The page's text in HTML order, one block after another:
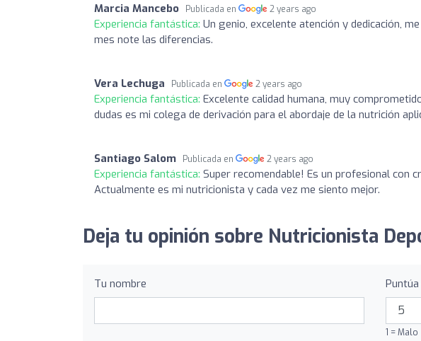
Marcia Mancebo Publicada en 2 years ago
Experiencia fantástica: Un genio, excelente atención y dedicación,
mes note las diferencias.
Vera Lechuga Publicada en 2 years ago
Experiencia fantástica: Excelente calidad humana, muy
dudas es mi colega de derivación para el abordaje de la nutrición
Santiago Salom Publicada en 2 years ago
Experiencia fantástica: Super recomendable! Es un profesional con
Actualmente es mi nutricionista y cada vez me siento mejor.
Deja tu opinión sobre Nutricionista
Tu nombre
1 = Malo